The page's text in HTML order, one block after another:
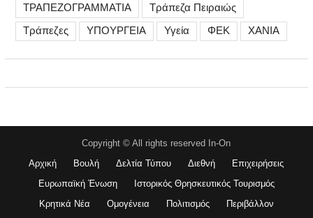
ΤΡΑΠΕΖΟΓΡΑΜΜΑΤΙΑ
Τράπεζα Πειραιώς
Τράπεζες
ΥΠΟΥΡΓΕΙΑ Υγεία ΦΕΚ ΧΑΝΙΑ
Copyright © All rights reserved In-On
Αρχική
Βουλή Δελτία Τύπου Διεθνή
Επιχειρήσεις
Ευρωπαϊκή Ένωση
Ιστορικός Θρησκευτικός Τουρισμός
Κρητικά Νέα
Ομογένεια Πολιτισμός Περιβάλλον